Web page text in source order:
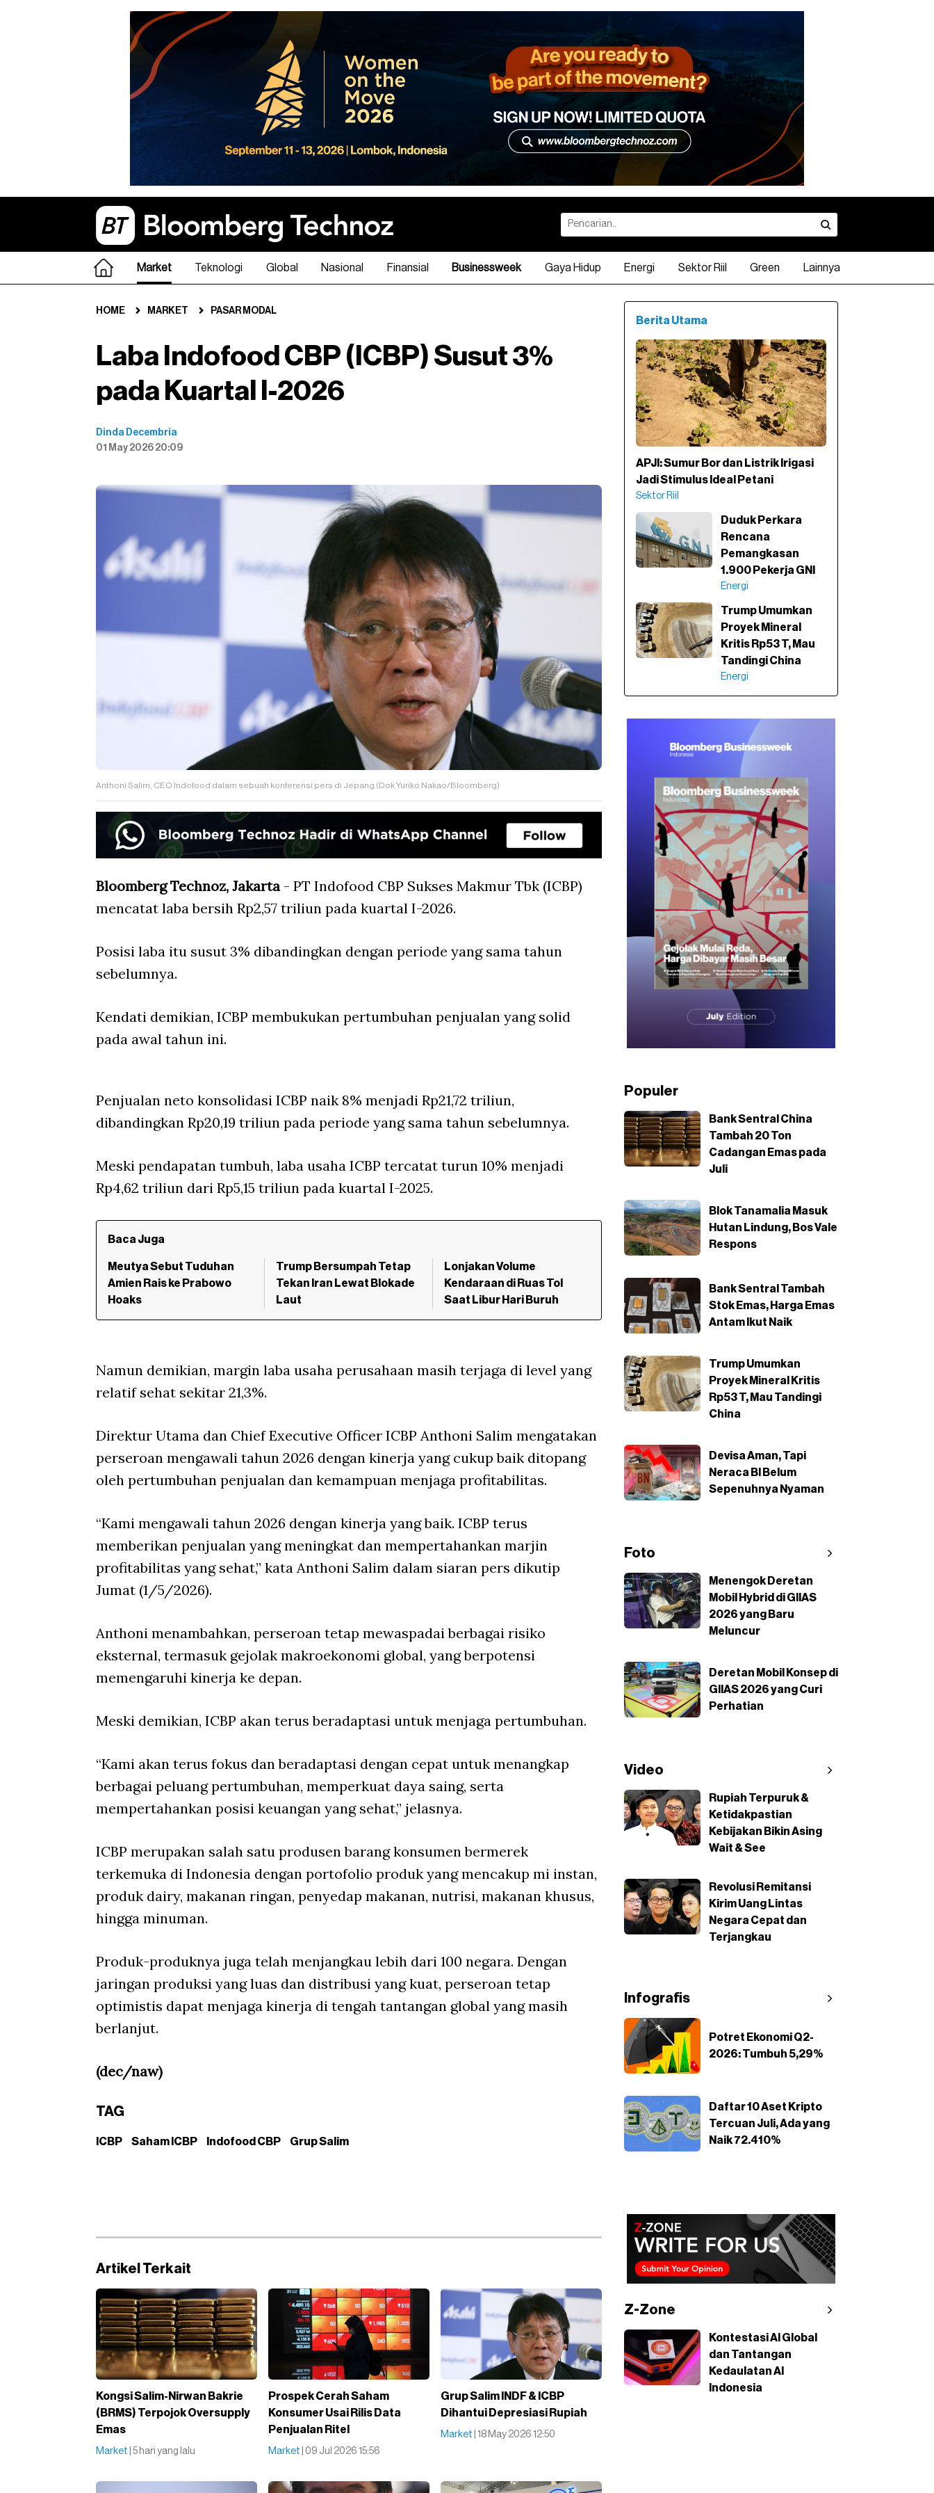
Market Teknologi Global Nasional Finansial Businessweek Gaya Hidup Energi Sektor Riil Green Lainnya
HOME MARKET PASAR MODAL
Laba Indofood CBP (ICBP) Susut 3%
pada Kuartal I-2026
Dinda Decembria
01 May 2026 20:09
Anthoni Salim, CEO Indofood dalam sebuah konferensi pers di Jepang (Dok Yuriko Nakao/Bloomberg)
Bloomberg Technoz, Jakarta- PT Indofood CBP Sukses Makmur Tbk (ICBP)
mencatat laba bersih Rp2,57 triliun pada kuartal I-2026.
Posisi laba itu susut 3% dibandingkan dengan periode yang sama tahun
sebelumnya.
Kendati demikian, ICBP membukukan pertumbuhan penjualan yang solid
pada awal tahun ini.
Penjualan neto konsolidasi ICBP naik 8% menjadi Rp21,72 triliun,
dibandingkan Rp20,19 triliun pada periode yang sama tahun sebelumnya.
Meski pendapatan tumbuh, laba usaha ICBP tercatat turun 10% menjadi
Rp4,62 triliun dari Rp5,15 triliun pada kuartal I-2025.
Baca Juga
Meutya Sebut Tuduhan
Amien Rais ke Prabowo
Hoaks
Trump Bersumpah Tetap
Tekan Iran Lewat Blokade
Laut
Lonjakan Volume
Kendaraan di Ruas Tol
Saat Libur Hari Buruh
Namun demikian, margin laba usaha perusahaan masih terjaga di level yang
relatif sehat sekitar 21,3%.
Direktur Utama dan Chief Executive Officer ICBP Anthoni Salim mengatakan
perseroan mengawali tahun 2026 dengan kinerja yang cukup baik ditopang
oleh pertumbuhan penjualan dan kemampuan menjaga profitabilitas.
“Kami mengawali tahun 2026 dengan kinerja yang baik. ICBP terus
memberikan penjualan yang meningkat dan mempertahankan marjin
profitabilitas yang sehat,” kata Anthoni Salim dalam siaran pers dikutip
Jumat (1/5/2026).
Anthoni menambahkan, perseroan tetap mewaspadai berbagai risiko
eksternal, termasuk gejolak makroekonomi global, yang berpotensi
memengaruhi kinerja ke depan.
Meski demikian, ICBP akan terus beradaptasi untuk menjaga pertumbuhan.
“Kami akan terus fokus dan beradaptasi dengan cepat untuk menangkap
berbagai peluang pertumbuhan, memperkuat daya saing, serta
mempertahankan posisi keuangan yang sehat,” jelasnya.
ICBP merupakan salah satu produsen barang konsumen bermerek
terkemuka di Indonesia dengan portofolio produk yang mencakup mi instan,
produk dairy, makanan ringan, penyedap makanan, nutrisi, makanan khusus,
hingga minuman.
Produk-produknya juga telah menjangkau lebih dari 100 negara. Dengan
jaringan produksi yang luas dan distribusi yang kuat, perseroan tetap
optimistis dapat menjaga kinerja di tengah tantangan global yang masih
berlanjut.
(dec/naw)
TAG
ICBP Saham ICBP Indofood CBP Grup Salim
Artikel Terkait
Kongsi Salim-Nirwan Bakrie
(BRMS) Terpojok Oversupply
Emas
Market | 5 hari yang lalu
Prospek Cerah Saham
Konsumer Usai Rilis Data
Penjualan Ritel
Market | 09 Jul 2026 15:56
Grup Salim INDF & ICBP
Dihantui Depresiasi Rupiah
Market | 18 May 2026 12:50
Berita Utama
APJI: Sumur Bor dan Listrik Irigasi
Jadi Stimulus Ideal Petani
Sektor Riil
Duduk Perkara
Rencana
Pemangkasan
1.900 Pekerja GNI
Energi
Trump Umumkan
Proyek Mineral
Kritis Rp53 T, Mau
Tandingi China
Energi
Populer
Bank Sentral China
Tambah 20 Ton
Cadangan Emas pada
Juli
Blok Tanamalia Masuk
Hutan Lindung, Bos Vale
Respons
Bank Sentral Tambah
Stok Emas, Harga Emas
Antam Ikut Naik
Trump Umumkan
Proyek Mineral Kritis
Rp53 T, Mau Tandingi
China
Devisa Aman, Tapi
Neraca BI Belum
Sepenuhnya Nyaman
Foto
Menengok Deretan
Mobil Hybrid di GIIAS
2026 yang Baru
Meluncur
Deretan Mobil Konsep di
GIIAS 2026 yang Curi
Perhatian
Video
Rupiah Terpuruk &
Ketidakpastian
Kebijakan Bikin Asing
Wait & See
Revolusi Remitansi
Kirim Uang Lintas
Negara Cepat dan
Terjangkau
Infografis
Potret Ekonomi Q2-
2026: Tumbuh 5,29%
Daftar 10 Aset Kripto
Tercuan Juli, Ada yang
Naik 72.410%
Z-Zone
Kontestasi AI Global
dan Tantangan
Kedaulatan AI
Indonesia